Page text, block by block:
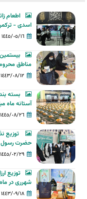
اطعام
اسدی -
١٤٤٥/٠٥/١٦
مناطق
١٤٤٣/٠٨/١٢
بسته
آستانه ماه
١٤٤٥/٠٨/٢٦
توزیع
حضرت
١٤٤٥/٠٢/٢٩
توزیع
شهرری در
١٤٤٣/٠٩/١٨